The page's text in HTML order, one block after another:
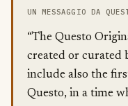
UN MESSAGGIO DA
“The Questo
created or curated
include also the
Questo, in a time